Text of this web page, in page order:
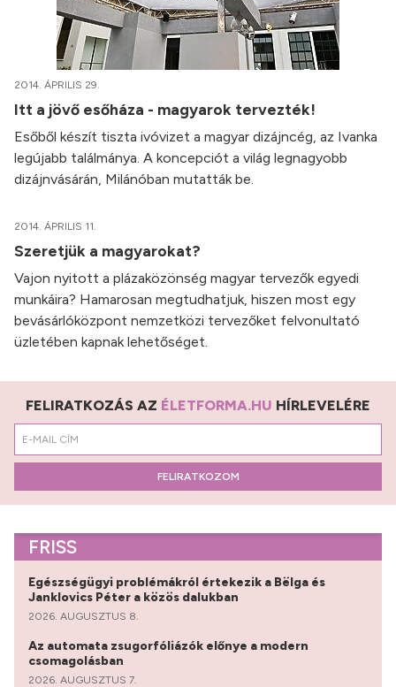
2014. ÁPRILIS 29.
Itt a jövő esőháza - magyarok tervezték!
Esőből készít tiszta ivóvizet a magyar dizájncég, az Ivanka
legújabb találmánya. A koncepciót a világ legnagyobb
dizájnvásárán, Milánóban mutatták be.
2014. ÁPRILIS 11.
Szeretjük a magyarokat?
Vajon nyitott a plázaközönség magyar tervezők egyedi
munkáira? Hamarosan megtudhatjuk, hiszen most egy
bevásárlóközpont nemzetközi tervezőket felvonultató
üzletében kapnak lehetőséget.
FELIRATKOZÁS AZ ÉLETFORMA.HU HÍRLEVELÉRE
FELIRATKOZOM
FRISS
Egészségügyi problémákról értekezik a Bëlga és
Janklovics Péter a közös dalukban
2026. AUGUSZTUS 8.
Az automata zsugorfóliázók előnye a modern
csomagolásban
2026. AUGUSZTUS 7.